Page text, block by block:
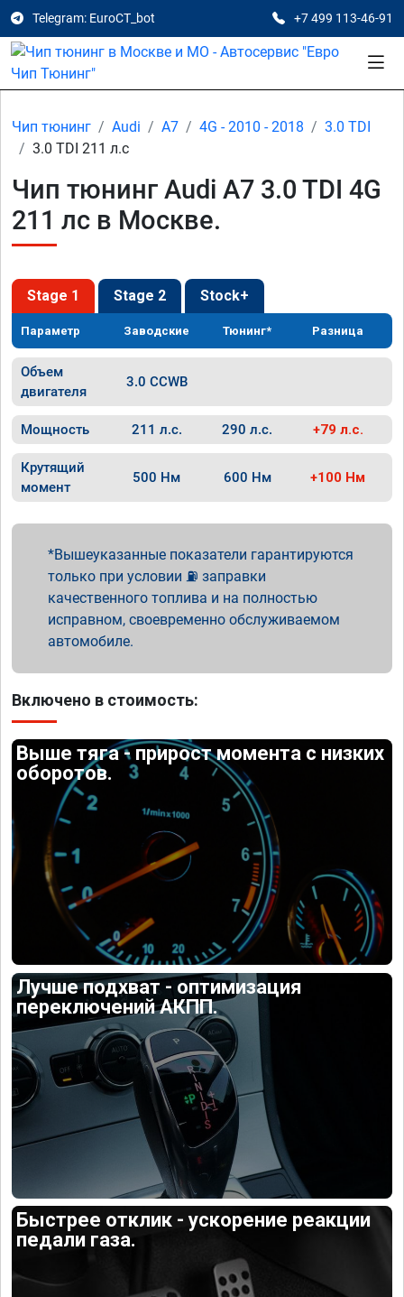
Telegram: EuroCT_bot +7 499 113-46-91
Чип тюнинг Audi A7 4G - 2010 - 2018
3.0 TDI
3.0 TDI 211 л.с
Чип тюнинг Audi A7 3.0 TDI 4G
211 лс в Москве.
Stage 1 Stage 2 Stock+
Параметр Заводские Тюнинг* Разница
Объем
двигателя
3.0 CCWB
Мощность 211 л.с. 290 л.с. +79 л.с.
Крутящий
момент
500 Нм 600 Нм +100 Нм
Вышеуказанные показатели гарантируются
только при условии ⛽ заправки
качественного топлива и на полностью
исправном, своевременно обслуживаемом
автомобиле.
Включено в стоимость:
Выше тяга - прирост момента с низких
оборотов.
Лучше подхват - оптимизация
переключений АКПП.
Быстрее отклик - ускорение реакции
педали газа.